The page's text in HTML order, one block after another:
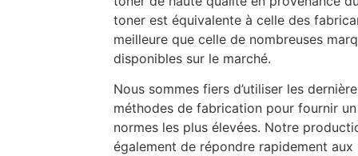
toner est équivalente à celle des
meilleure que celle de nombreuses
disponibles sur le marché.
Nous sommes fiers d’utiliser les
méthodes de fabrication pour fournir
normes les plus élevées. Notre
également de répondre rapidement